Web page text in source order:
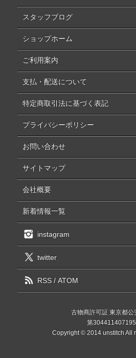
スタッフブログ
ショップホーム
ご利用案内
支払・配送について
特定商取引法に基づく表記
プライバシーポリシー
お問い合わせ
サイトマップ
会社概要
新着情報一覧
instagram
twitter
RSS/ ATOM
古物商許可証 東京都公
第
Copyright © 2014 unstitch All